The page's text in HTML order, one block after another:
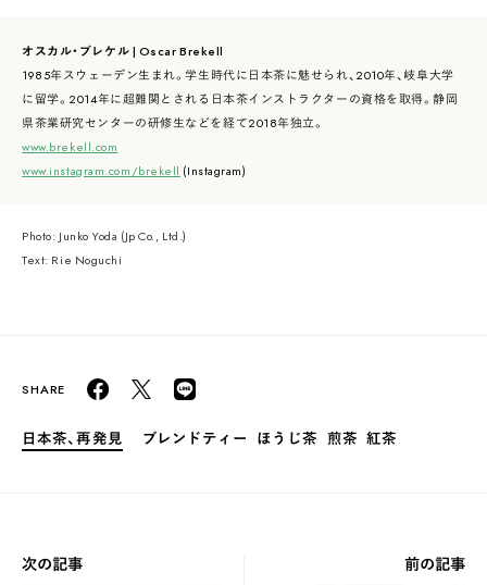
オスカル・ブレケル | Oscar Brekell
1985年スウェーデン生まれ。学生時代に日本茶に魅せられ、2010年、岐阜大学
に留学。2014年に超難関とされる日本茶インストラクターの資格を取得。静岡
県茶業研究センターの研修生などを経て2018年独立。
www.brekell.com
www.instagram.com/brekell (Instagram)
Photo: Junko Yoda (Jp Co., Ltd.)
Text: Rie Noguchi
日本茶、再発見 ブレンドティー ほうじ茶 煎茶 紅茶
次の記事 前の記事